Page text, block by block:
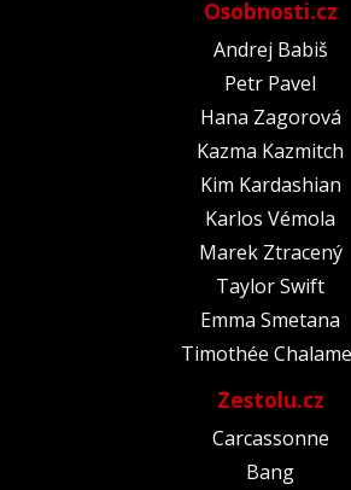
Osobnosti.cz
Andrej Babiš
Petr Pavel
Hana Zagorová
Kazma Kazmitch
Kim Kardashian
Karlos Vémola
Marek Ztracený
Taylor Swift
Emma Smetana
Timothée
Zestolu.cz
Carcassonne
Bang